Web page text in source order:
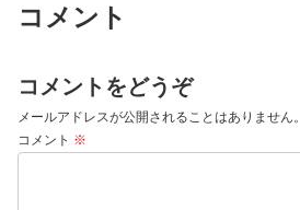
コメント
コメントをどうぞ
メールアドレスが公開されることはありません。
コメント ※